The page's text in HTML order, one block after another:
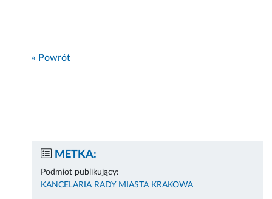
« Powrót
METKA:
Podmiot publikujący:
KANCELARIA RADY MIASTA KRAKOWA